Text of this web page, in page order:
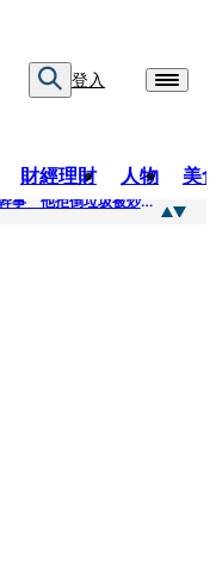
登入
財經理財 人物 美
「我是保全不是清潔員」上班3天開嗆總幹事 他拒倒垃圾被炒！怒提告...法官這原因判敗訴